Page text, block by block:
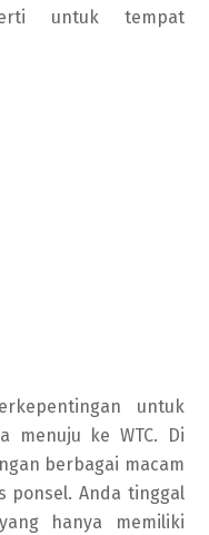
untuk tempat
untuk
menuju ke WTC. Di
berbagai macam
ponsel. Anda tinggal
hanya memiliki